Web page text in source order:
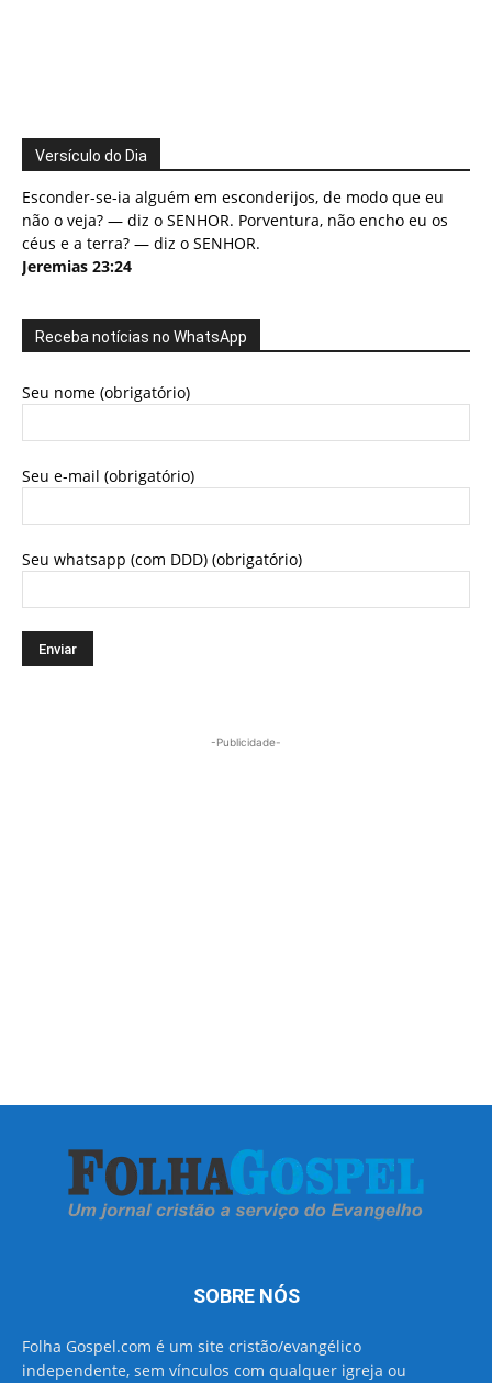
Versículo do Dia
Esconder-se-ia alguém em esconderijos, de modo que eu
não o veja? — diz o SENHOR. Porventura, não encho eu os
céus e a terra? — diz o SENHOR.
Jeremias 23:24
Receba notícias no WhatsApp
Seu nome (obrigatório)
Seu e-mail (obrigatório)
Seu whatsapp (com DDD) (obrigatório)
-Publicidade-
SOBRE NÓS
Folha Gospel.com é um site cristão/evangélico
independente, sem vínculos com qualquer igreja ou